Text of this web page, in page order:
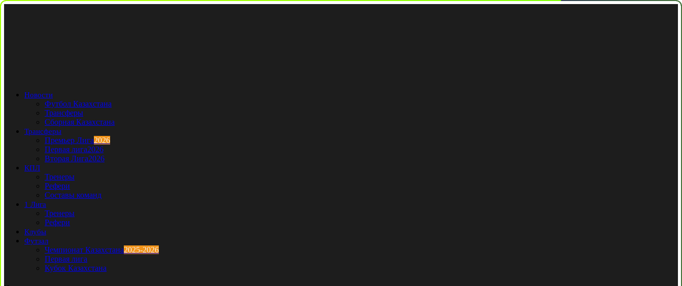
Новости
Футбол Казахстана
Трансферы
Сборная Казахстана
Трансферы
Премьер Лига2026
Первая лига2026
Вторая Лига2026
КПЛ
Тренеры
Рефери
Составы команд
1 Лига
Тренеры
Рефери
Клубы
Футзал
Чемпионат Казахстана2025-2026
Первая лига
Кубок Казахстана